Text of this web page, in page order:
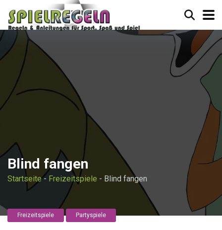
Blind fangen
Startseite- Freizeitspiele - Blind fangen
Freizeitspiele Partyspiele